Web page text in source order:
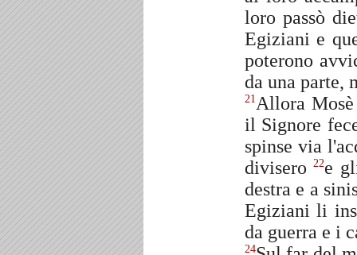
loro passò
Egiziani e
poterono
da una parte,
21 Allora
il Signore
spinse via
divisero22e
destra e a
Egiziani li
da guerra e i
24